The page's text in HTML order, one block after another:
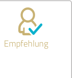
Empfehlung